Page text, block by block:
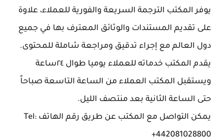
يوفر المكتب الترجمة السريعة والفورية للعملاء، علاوة
على تقديم المستندات والوثائق المعترف بها في جميع
دول العالم مع إجراء تدقيق ومراجعة شاملة للمحتوى.
يقدم المكتب خدماته للعملاء يوميا طوال ٢٤ساعة
ويستقبل المكتب العملاء من الساعة التاسعة صباحاً
حتى الساعة الثانية بعد منتصف الليل.
يمكن التواصل مع المكتب عن طريق رقم الهاتف Tel:
+442081028800